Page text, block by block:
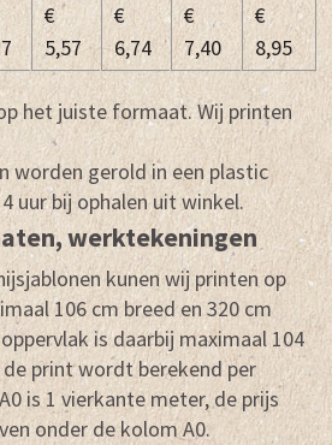
€
5,57
€
6,74
€
7,40
€
8,95
het juiste formaat. Wij printen
worden gerold in een plastic
uur bij ophalen uit winkel.
werktekeningen
kunen wij printen op
106 cm breed en 320 cm
is daarbij maximaal 104
de print wordt berekend per
is 1 vierkante meter, de prijs
onder de kolom A0.